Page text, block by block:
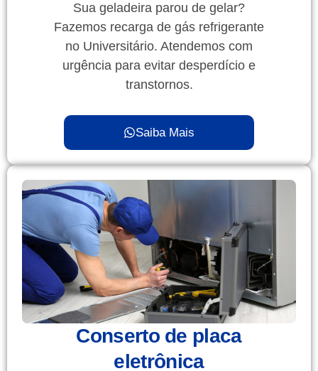
Sua geladeira parou de gelar?
Fazemos recarga de gás refrigerante
no Universitário. Atendemos com
urgência para evitar desperdício e
transtornos.
Saiba Mais
Conserto de placa
eletrônica